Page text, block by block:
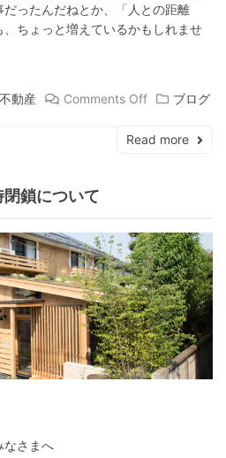
ったんだねとか、「人との距離
、ちょっと増えているかもしれませ
動産 Comments Off ブログ
Read more
鎖について
なさまへ